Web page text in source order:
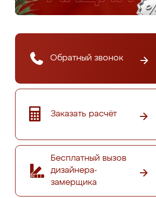
Обратный звонок
Заказать расчёт
Бесплатный вызов
дизайнера-
замерщика